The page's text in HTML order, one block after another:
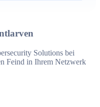
von langfristigen
Solutions bei
Feind in Ihrem Netzwerk